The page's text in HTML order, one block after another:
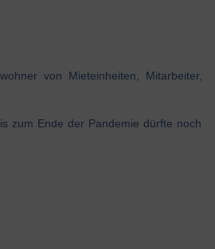
von Mieteinheiten, Mitarbeiter,
zum Ende der Pandemie dürfte noch